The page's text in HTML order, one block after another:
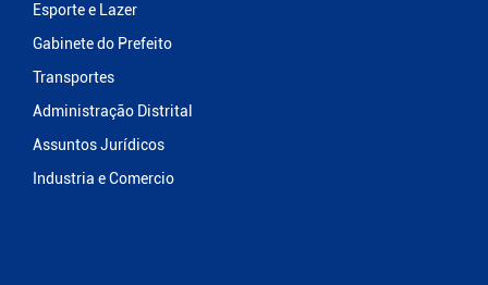
Esporte e Lazer
Gabinete do Prefeito
Transportes
Administração Distrital
Assuntos Jurídicos
Industria e Comercio